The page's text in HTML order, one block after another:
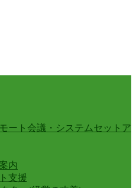
ート会議・システムセットア
内
支援